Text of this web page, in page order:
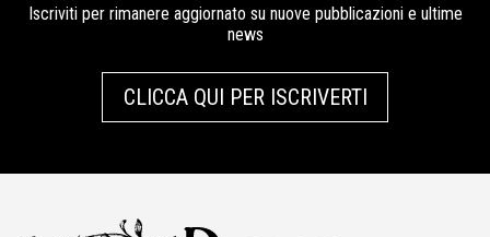
Iscriviti per rimanere aggiornato su nuove pubblicazioni e ultime
news
CLICCA QUI PER ISCRIVERTI